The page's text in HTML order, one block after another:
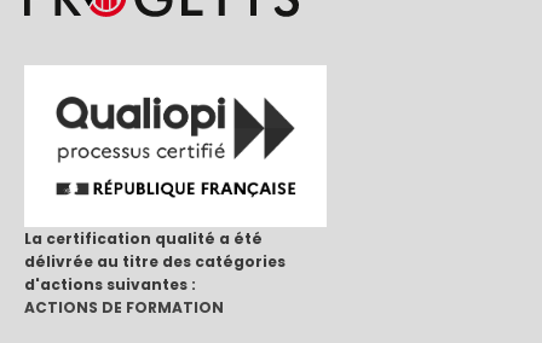
La certification qualité a été
délivrée au titre des catégories
d'actions suivantes :
ACTIONS DE FORMATION